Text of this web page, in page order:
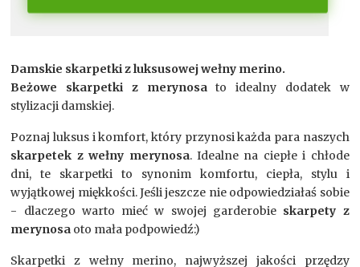
Damskie skarpetki z luksusowej wełny merino.
Beżowe skarpetki z merynosato idealny dodatek w
stylizacji damskiej.
Poznaj luksus i komfort, który przynosi każda para naszych
skarpetek z wełny merynosa. Idealne na ciepłe i chłode
dni, te skarpetki to synonim komfortu, ciepła, stylu i
wyjątkowej miękkości. Jeśli jeszcze nie odpowiedziałaś sobie
- dlaczego warto mieć w swojej garderobie skarpety z
merynosa oto mała podpowiedź:)
Skarpetki z wełny merino, najwyższej jakości przędzy